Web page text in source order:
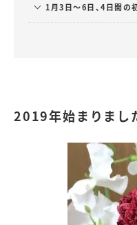
1月3日～6日、4日間の
2019年始まりまし